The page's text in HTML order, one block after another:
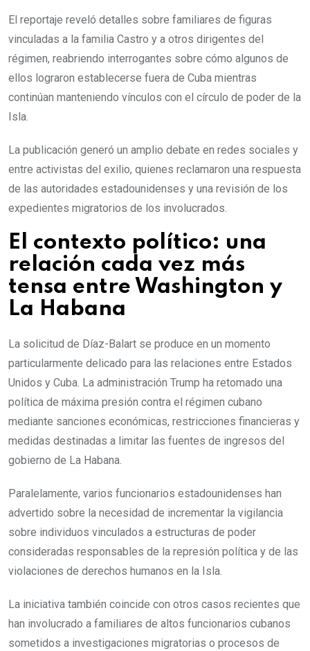
El reportaje reveló detalles sobre familiares de figuras
vinculadas a la familia Castro y a otros dirigentes del
régimen, reabriendo interrogantes sobre cómo algunos de
ellos lograron establecerse fuera de Cuba mientras
continúan manteniendo vínculos con el círculo de poder de la
Isla.
La publicación generó un amplio debate en redes sociales y
entre activistas del exilio, quienes reclamaron una respuesta
de las autoridades estadounidenses y una revisión de los
expedientes migratorios de los involucrados.
El contexto político: una
relación cada vez más
tensa entre Washington y
La Habana
La solicitud de Díaz-Balart se produce en un momento
particularmente delicado para las relaciones entre Estados
Unidos y Cuba. La administración Trump ha retomado una
política de máxima presión contra el régimen cubano
mediante sanciones económicas, restricciones financieras y
medidas destinadas a limitar las fuentes de ingresos del
gobierno de La Habana.
Paralelamente, varios funcionarios estadounidenses han
advertido sobre la necesidad de incrementar la vigilancia
sobre individuos vinculados a estructuras de poder
consideradas responsables de la represión política y de las
violaciones de derechos humanos en la Isla.
La iniciativa también coincide con otros casos recientes que
han involucrado a familiares de altos funcionarios cubanos
sometidos a investigaciones migratorias o procesos de